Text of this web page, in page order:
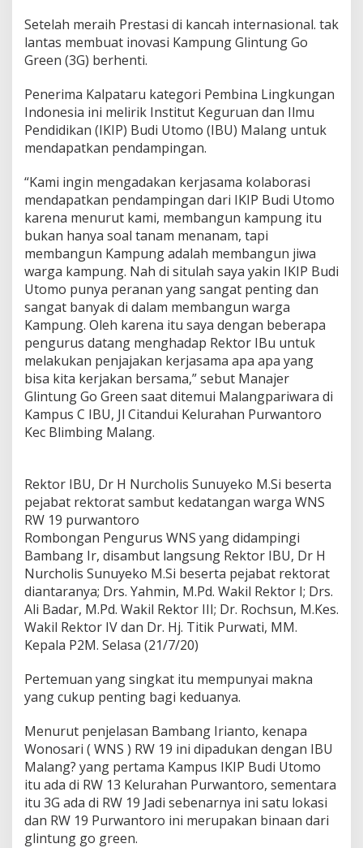
a
j
k
K
e
r
j
a
a
m
a
e
n
g
a
n
I
B
U
M
a
a
n
g
t
u
k
I
n
d
o
n
e
s
i
Setelah meraih Prestasi di kancah internasional. tak
lantas membuat inovasi Kampung Glintung Go
Green (3G) berhenti.
Penerima Kalpataru kategori Pembina Lingkungan
Indonesia ini melirik Institut Keguruan dan Ilmu
Pendidikan (IKIP) Budi Utomo (IBU) Malang untuk
mendapatkan pendampingan.
“Kami ingin mengadakan kerjasama kolaborasi
mendapatkan pendampingan dari IKIP Budi Utomo
karena menurut kami, membangun kampung itu
bukan hanya soal tanam menanam, tapi
membangun Kampung adalah membangun jiwa
warga kampung. Nah di situlah saya yakin IKIP Budi
Utomo punya peranan yang sangat penting dan
sangat banyak di dalam membangun warga
Kampung. Oleh karena itu saya dengan beberapa
pengurus datang menghadap Rektor IBu untuk
melakukan penjajakan kerjasama apa apa yang
bisa kita kerjakan bersama,” sebut Manajer
Glintung Go Green saat ditemui Malangpariwara di
Kampus C IBU, Jl Citandui Kelurahan Purwantoro
Kec Blimbing Malang.
Rektor IBU, Dr H Nurcholis Sunuyeko M.Si beserta
pejabat rektorat sambut kedatangan warga WNS
RW 19 purwantoro
Rombongan Pengurus WNS yang didampingi
Bambang Ir, disambut langsung Rektor IBU, Dr H
Nurcholis Sunuyeko M.Si beserta pejabat rektorat
diantaranya; Drs. Yahmin, M.Pd. Wakil Rektor I; Drs.
Ali Badar, M.Pd. Wakil Rektor III; Dr. Rochsun, M.Kes.
Wakil Rektor IV dan Dr. Hj. Titik Purwati, MM.
Kepala P2M. Selasa (21/7/20)
Pertemuan yang singkat itu mempunyai makna
yang cukup penting bagi keduanya.
Menurut penjelasan Bambang Irianto, kenapa
Wonosari ( WNS ) RW 19 ini dipadukan dengan IBU
Malang? yang pertama Kampus IKIP Budi Utomo
itu ada di RW 13 Kelurahan Purwantoro, sementara
itu 3G ada di RW 19 Jadi sebenarnya ini satu lokasi
dan RW 19 Purwantoro ini merupakan binaan dari
glintung go green.